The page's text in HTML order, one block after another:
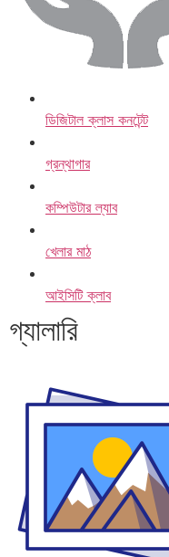
ডিজিটাল ক্লাস কনটেন্ট
গ্রন্থাগার
কম্পিউটার ল্যাব
খেলার মাঠ
আইসিটি ক্লাব
গ্যালারি